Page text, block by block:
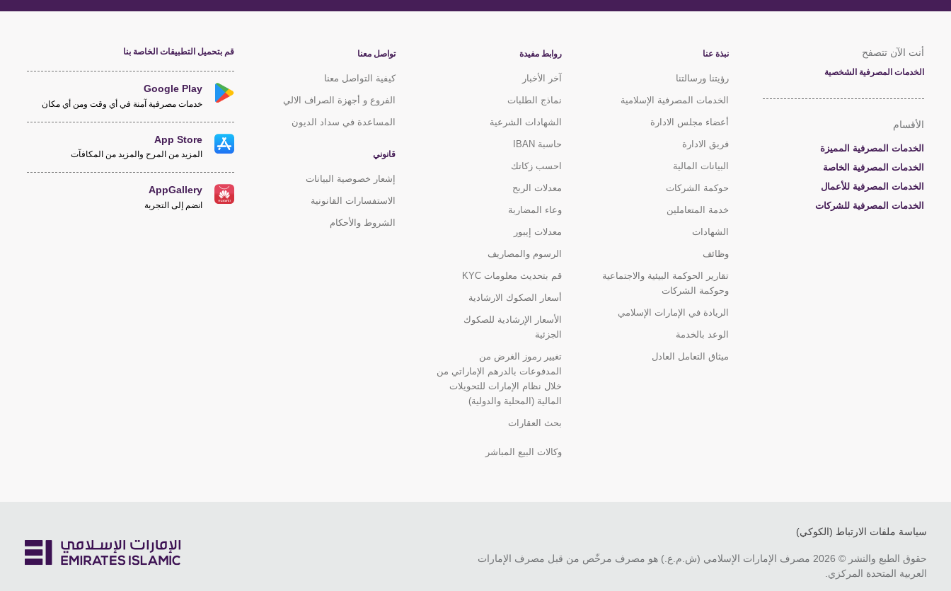
أنت الآن تتصفح
الخدمات المصرفية الشخصية
الأقسام
الخدمات المصرفية المميزة
الخدمات المصرفية الخاصة
الخدمات المصرفية للأعمال
الخدمات المصرفية للشركات
نبذة عنا
رؤيتنا ورسالتنا
الخدمات المصرفية الإسلامية
أعضاء مجلس الادارة
فريق الادارة
البيانات المالية
حوكمة الشركات
خدمة المتعاملين
الشهادات
وظائف
تقارير الحوكمة البيئية والاجتماعية
وحوكمة الشركات
الريادة في الإمارات الإسلامي
الوعد بالخدمة
ميثاق التعامل العادل
روابط مفيدة
آخر الأخبار
نماذج الطلبات
الشهادات الشرعية
حاسبة IBAN
احسب زكاتك
معدلات الربح
وعاء المضاربة
معدلات إيبور
الرسوم والمصاريف
قم بتحديث معلومات KYC
أسعار الصكوك الارشادية
الأسعار الإرشادية للصكوك
الجزئية
تغيير رموز الغرض من
المدفوعات بالدرهم الإماراتي من
خلال نظام الإمارات للتحويلات
المالية (المحلية والدولية)
بحث العقارات
وكالات البيع المباشر
تواصل معنا
كيفية التواصل معنا
الفروع و أجهزة الصراف الالي
المساعدة في سداد الديون
قانوني
إشعار خصوصية البيانات
الاستفسارات القانونية
الشروط والأحكام
قم بتحميل التطبيقات الخاصة بنا
Google Play
خدمات مصرفية آمنة في أي وقت ومن أي مكان
App Store
المزيد من المرح والمزيد من المكافآت
AppGallery
انضم إلى التجربة
سياسة ملفات الارتباط (الكوكي)
حقوق الطبع والنشر © 2026 مصرف الإمارات الإسلامي (ش.م.ع.) هو مصرف مرخّص من قبل مصرف الإمارات
العربية المتحدة المركزي.